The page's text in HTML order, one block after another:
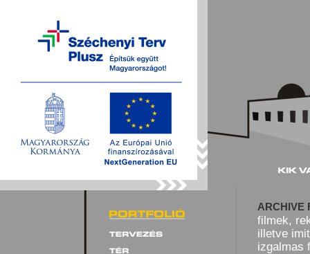
ARCHIVE
filmek,
illetve
izgalmas